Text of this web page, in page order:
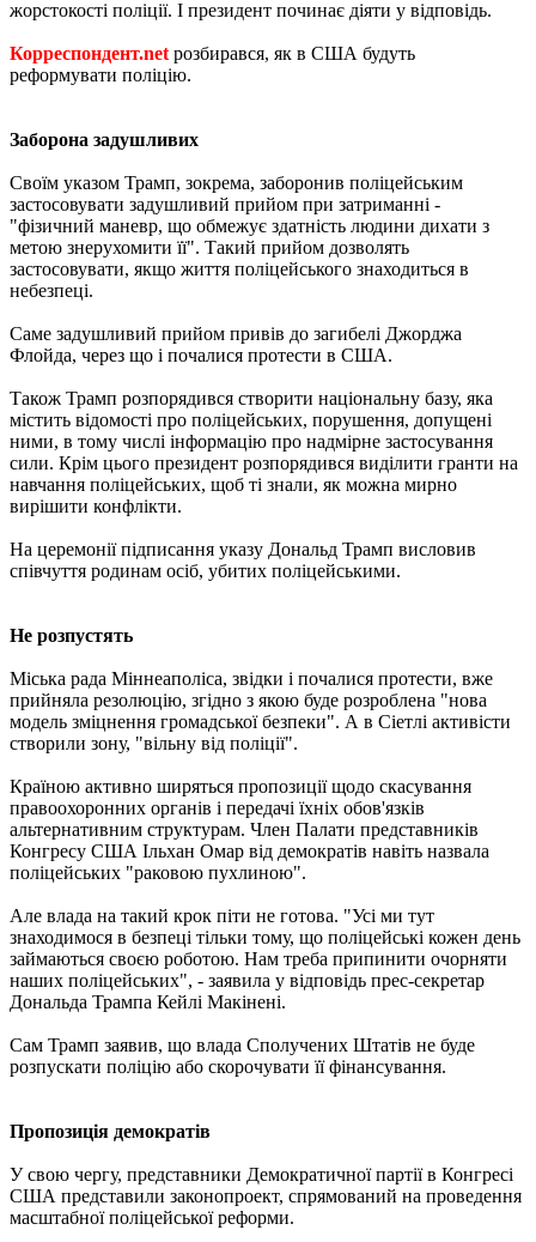
жорстокості поліції. І президент починає діяти у відповідь.
Корреспондент.net розбирався, як в США будуть
реформувати поліцію.
Заборона задушливих
Своїм указом Трамп, зокрема, заборонив поліцейським
застосовувати задушливий прийом при затриманні -
"фізичний маневр, що обмежує здатність людини дихати з
метою знерухомити її". Такий прийом дозволять
застосовувати, якщо життя поліцейського знаходиться в
небезпеці.
Саме задушливий прийом привів до загибелі Джорджа
Флойда, через що і почалися протести в США.
Також Трамп розпорядився створити національну базу, яка
містить відомості про поліцейських, порушення, допущені
ними, в тому числі інформацію про надмірне застосування
сили. Крім цього президент розпорядився виділити гранти на
навчання поліцейських, щоб ті знали, як можна мирно
вирішити конфлікти.
На церемонії підписання указу Дональд Трамп висловив
співчуття родинам осіб, убитих поліцейськими.
Не розпустять
Міська рада Міннеаполіса, звідки і почалися протести, вже
прийняла резолюцію, згідно з якою буде розроблена "нова
модель зміцнення громадської безпеки". А в Сіетлі активісти
створили зону, "вільну від поліції".
Країною активно ширяться пропозиції щодо скасування
правоохоронних органів і передачі їхніх обов'язків
альтернативним структурам. Член Палати представників
Конгресу США Ільхан Омар від демократів навіть назвала
поліцейських "раковою пухлиною".
Але влада на такий крок піти не готова. "Усі ми тут
знаходимося в безпеці тільки тому, що поліцейські кожен день
займаються своєю роботою. Нам треба припинити очорняти
наших поліцейських", - заявила у відповідь прес-секретар
Дональда Трампа Кейлі Макінені.
Сам Трамп заявив, що влада Сполучених Штатів не буде
розпускати поліцію або скорочувати її фінансування.
Пропозиція демократів
У свою чергу, представники Демократичної партії в Конгресі
США представили законопроект, спрямований на проведення
масштабної поліцейської реформи.